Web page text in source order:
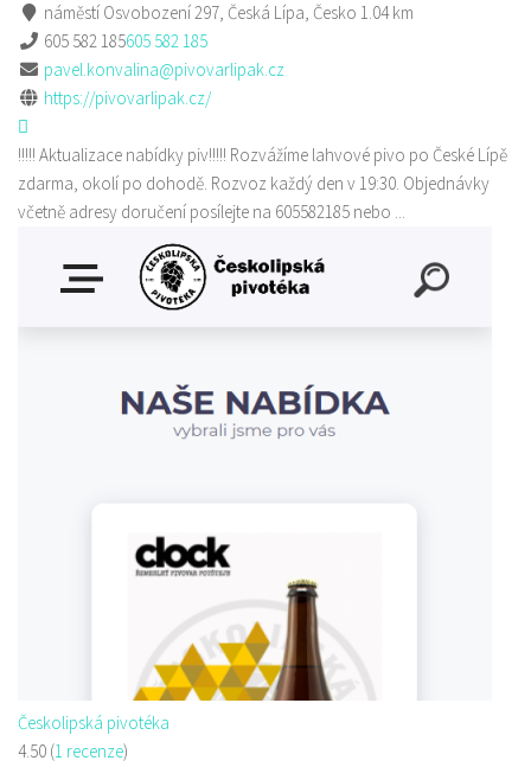
náměstí Osvobození 297, Česká Lípa, Česko 1.04 km
605 582 185605 582 185
pavel.konvalina@pivovarlipak.cz
https://pivovarlipak.cz/
!!!!! Aktualizace nabídky piv!!!!! Rozvážíme lahvové pivo po České Lípě
zdarma, okolí po dohodě. Rozvoz každý den v 19:30. Objednávky
včetně adresy doručení posílejte na 605582185 nebo ...
Českolipská pivotéka
4.50 (1 recenze)